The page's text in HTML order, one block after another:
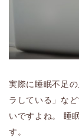
実際に睡眠不足
ラしている」な
いですよね。 睡
す。